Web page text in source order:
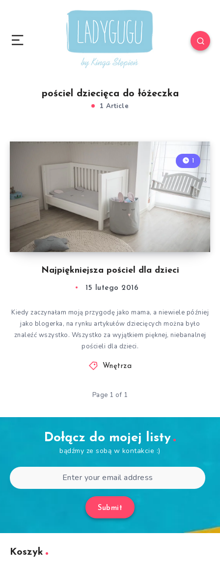
pościel dziecięca do łóżeczka
1 Article
Najpiękniejsza pościel dla dzieci
1
15 lutego 2016
Kiedy zaczynałam moją przygodę jako mama, a niewiele później
jako blogerka, na rynku artykułów dziecięcych można było
znaleźć wszystko. Wszystko za wyjątkiem pięknej, niebanalnej
pościeli dla dzieci.
Wnętrza
Page 1 of 1
Dołącz do mojej listy
bądźmy ze sobą w kontakcie :)
Submit
Koszyk